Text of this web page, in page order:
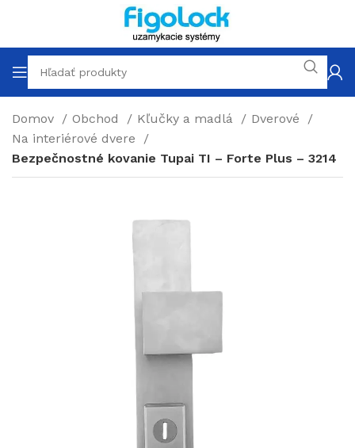
Domov Obchod Kľučky a madlá
Dverové
Na interiérové dvere
Bezpečnostné kovanie Tupai TI – Forte Plus – 3214